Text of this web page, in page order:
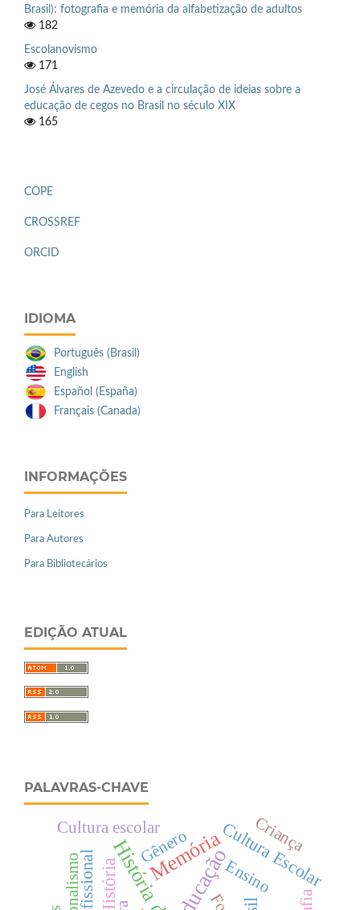
Brasil): fotografia e memória da alfabetização de adultos
182
Escolanovismo
171
José Álvares de Azevedo e a circulação de ideias sobre a
educação de cegos no Brasil no século XIX
165
COPE
CROSSREF
ORCID
IDIOMA
Português (Brasil)
English
Español (España)
Français (Canada)
INFORMAÇÕES
Para Leitores
Para Autores
Para Bibliotecários
EDIÇÃO ATUAL
PALAVRAS-CHAVE
Educação
Memória
História Cultura Escolar
Gênero
Cultura escolar
Ensino
Criança